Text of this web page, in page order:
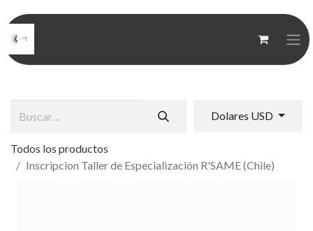
Dolares USD
Todos los productos
Inscripcion Taller de Especialización R'SAME (Chile)